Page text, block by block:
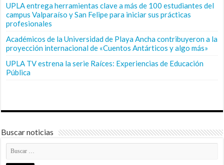
UPLA entrega herramientas clave a más de 100 estudiantes del
campus Valparaíso y San Felipe para iniciar sus prácticas
profesionales
Académicos de la Universidad de Playa Ancha contribuyeron a la
proyección internacional de «Cuentos Antárticos y algo más»
UPLA TV estrena la serie Raíces: Experiencias de Educación
Pública
Buscar noticias